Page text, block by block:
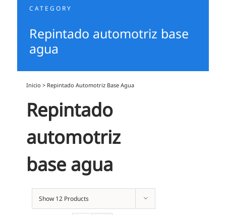
CATEGORY
Repintado automotriz base
agua
Inicio > Repintado Automotriz Base Agua
Repintado
automotriz
base agua
Show 12 Products